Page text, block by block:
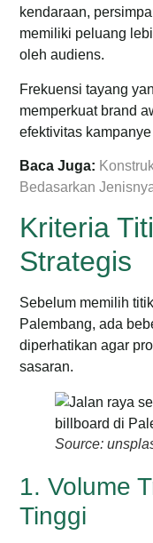
kendaraan,
memiliki peluang
oleh audiens.
Frekuensi tayang
memperkuat brand
efektivitas
Baca Juga:
Bedasarkan
Kriteria
Strategis
Sebelum memilih
Palembang, ada
diperhatikan agar
sasaran.
Source:
1. Volume
Tinggi